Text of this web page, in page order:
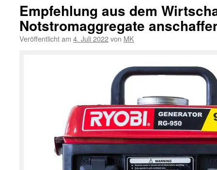
Empfehlung aus dem
Notstromaggregate
Veröffentlicht am 4. Juli 2022von MK